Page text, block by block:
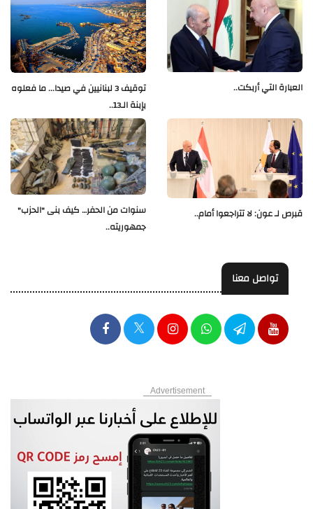
توقيف 3 لبنانيين في صيدا... ما فعلوه
بإبنة الـ13..
العبارة التي أربكت..
سنوات من الحفر… كيف بنى "الحزب"
جمهوريته..
قبرص لـ عون: لا تتراجعوا أمام..
تواصل معنا
Advertisement